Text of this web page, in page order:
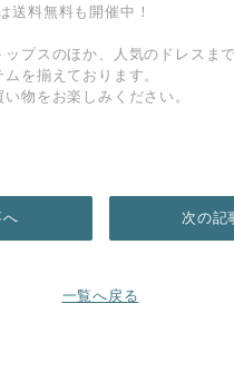
送料無料も開催中！
プスのほか、人気のドレスまで
を揃えております。
物をお楽しみください。
へ
一覧へ戻る
次の記